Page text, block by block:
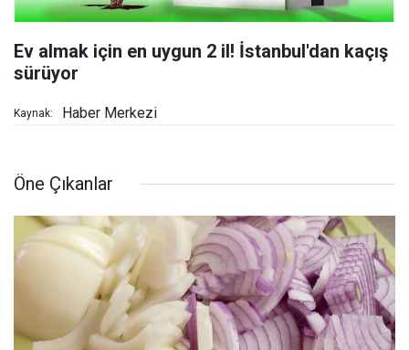
Ev almak için en uygun 2 il! İstanbul'dan kaçış
sürüyor
Kaynak: Haber Merkezi
Öne Çıkanlar